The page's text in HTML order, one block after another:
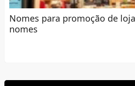
Nomes para promoção de
nomes